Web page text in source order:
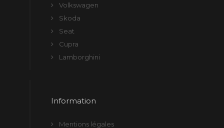
Volkswagen
Skoda
Seat
Cupra
Lamborghini
Information
Mentions légales